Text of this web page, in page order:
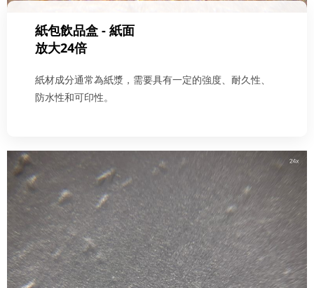
紙包飲品盒 - 紙面
放大24倍
紙材成分通常為紙漿，需要具有一定的強度、耐久性、
防水性和可印性。